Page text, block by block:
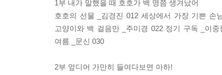
1부 내가 말했을 때 호호가 백 명쯤 생겨났어
호호의 선물 _김경진 012 세상에서 가장 기쁜 손
고양이와 백 걸음만 _주미경 022 정기 구독 _이
여름 _문신 030
2부 엎디어 가만히 들여다보면 아하!